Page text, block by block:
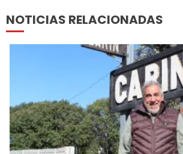
NOTICIAS RELACIONADAS